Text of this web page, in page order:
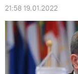
21:58 19.01.2022